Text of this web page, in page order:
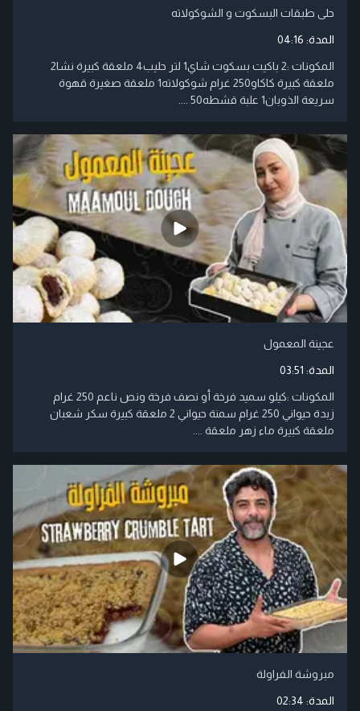
حلى طبقات البسكوت و الشوكولاته
المدة: 04:16
المكونات :2 باكيت بسكوت شاي1 لتر حليب4 ملعقة كبيرة نشا2
ملعقة كبيرة كاكاو250 غرام شوكولاته1 ملعقة صغيرة قهوة
سريعة الذوبان1 علبة قشطه50 ....
عجينة المعمول
المدة: 03:51
المكونات :كيلو سميد فرخة أو نصف فرخة ونص ناعم 250 غرام
زبدة حيواني 250 غرام سمنة حيواني 2 ملعقة كبيرة سكر شعبان
ملعقة كبيرة ماء زهر ملعقة ....
مبروشة الفراولة
المدة: 02:34